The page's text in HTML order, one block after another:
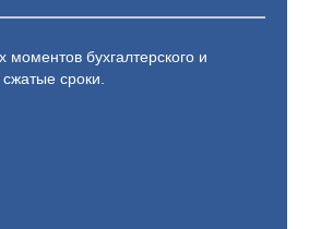
моментов бухгалтерского и
сроки.